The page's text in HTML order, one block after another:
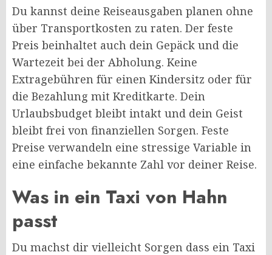
Du kannst deine Reiseausgaben planen ohne
über Transportkosten zu raten. Der feste
Preis beinhaltet auch dein Gepäck und die
Wartezeit bei der Abholung. Keine
Extragebühren für einen Kindersitz oder für
die Bezahlung mit Kreditkarte. Dein
Urlaubsbudget bleibt intakt und dein Geist
bleibt frei von finanziellen Sorgen. Feste
Preise verwandeln eine stressige Variable in
eine einfache bekannte Zahl vor deiner Reise.
Was in ein Taxi von Hahn
passt
Du machst dir vielleicht Sorgen dass ein Taxi